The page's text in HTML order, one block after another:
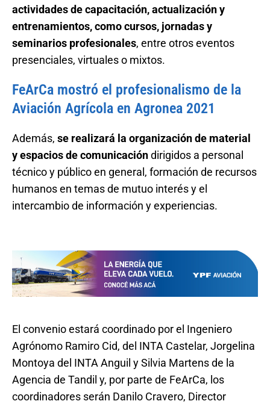
actividades de capacitación, actualización y
entrenamientos, como cursos, jornadas y
seminarios profesionales, entre otros eventos
presenciales, virtuales o mixtos.
FeArCa mostró el profesionalismo de la
Aviación Agrícola en Agronea 2021
Además, se realizará la organización de material
y espacios de comunicacióndirigidos a personal
técnico y público en general, formación de recursos
humanos en temas de mutuo interés y el
intercambio de información y experiencias.
El convenio estará coordinado por el Ingeniero
Agrónomo Ramiro Cid, del INTA Castelar, Jorgelina
Montoya del INTA Anguil y Silvia Martens de la
Agencia de Tandil y, por parte de FeArCa, los
coordinadores serán Danilo Cravero, Director